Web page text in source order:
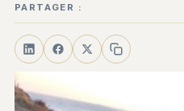
PARTAGER :